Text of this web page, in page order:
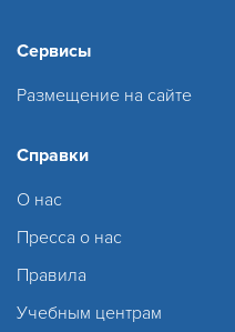
Сервисы
Размещение на сайте
Справки
О нас
Пресса о нас
Правила
Учебным центрам